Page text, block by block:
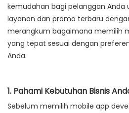
kemudahan bagi pelanggan Anda
layanan dan promo terbaru
merangkum bagaimana memilih
yang tepat sesuai dengan
Anda.
1. Pahami Kebutuhan Bisnis
Sebelum memilih mobile app